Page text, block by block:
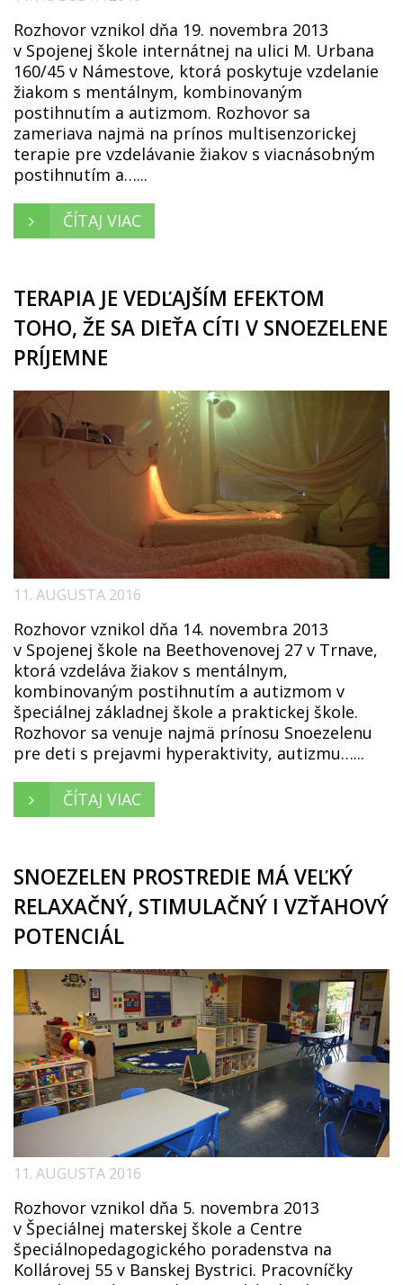
Rozhovor vznikol dňa 19. novembra 2013
v Spojenej škole internátnej na ulici M. Urbana
160/45 v Námestove, ktorá poskytuje vzdelanie
žiakom s mentálnym, kombinovaným
postihnutím a autizmom. Rozhovor sa
zameriava najmä na prínos multisenzorickej
terapie pre vzdelávanie žiakov s viacnásobným
postihnutím a…...
ČÍTAJ VIAC
TERAPIA JE VEDĽAJŠÍM EFEKTOM
TOHO, ŽE SA DIEŤA CÍTI V SNOEZELENE
PRÍJEMNE
11. AUGUSTA 2016
Rozhovor vznikol dňa 14. novembra 2013
v Spojenej škole na Beethovenovej 27 v Trnave,
ktorá vzdeláva žiakov s mentálnym,
kombinovaným postihnutím a autizmom v
špeciálnej základnej škole a praktickej škole.
Rozhovor sa venuje najmä prínosu Snoezelenu
pre deti s prejavmi hyperaktivity, autizmu…...
ČÍTAJ VIAC
SNOEZELEN PROSTREDIE MÁ VEĽKÝ
RELAXAČNÝ, STIMULAČNÝ I VZŤAHOVÝ
POTENCIÁL
11. AUGUSTA 2016
Rozhovor vznikol dňa 5. novembra 2013
v Špeciálnej materskej škole a Centre
špeciálnopedagogického poradenstva na
Kollárovej 55 v Banskej Bystrici. Pracovníčky